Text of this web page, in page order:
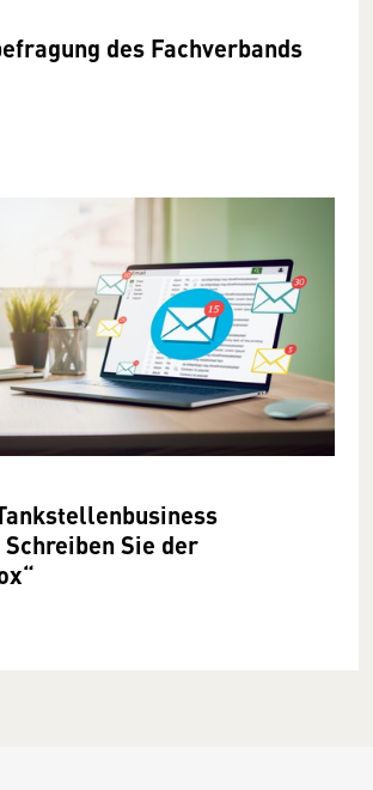
des Fachverbands
Sie der